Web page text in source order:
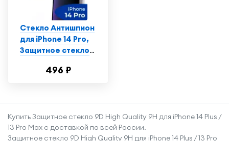
Стекло Антишпион
для iPhone 14 Pro,
Защитное стекло
Противоударное
496 ₽
Купить Защитное стекло 9D High Quality 9H для iPhone 14 Plus /
13 Pro Max с доставкой по всей России.
Защитное стекло 9D High Quality 9H для iPhone 14 Plus / 13 Pro